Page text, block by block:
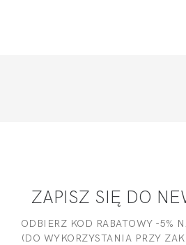
ZAPISZ SIĘ DO
ODBIERZ KOD RABATOWY -5%
(DO WYKORZYSTANIA PRZY